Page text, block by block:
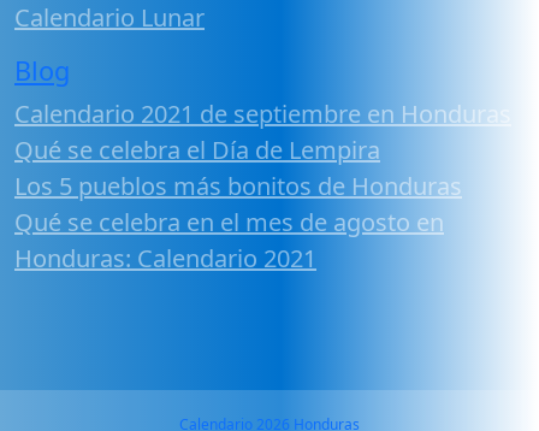
Calendario Lunar
Blog
Calendario 2021 de septiembre en Honduras
Qué se celebra el Día de Lempira
Los 5 pueblos más bonitos de Honduras
Qué se celebra en el mes de agosto en
Honduras: Calendario 2021
Calendario 2026 Honduras